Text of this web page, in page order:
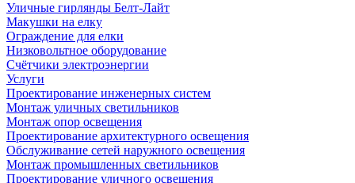
Уличные гирлянды Белт-Лайт
Макушки на елку
Ограждение для елки
Низковольтное оборудование
Счётчики электроэнергии
Услуги
Проектирование инженерных систем
Монтаж уличных светильников
Монтаж опор освещения
Проектирование архитектурного освещения
Обслуживание сетей наружного освещения
Монтаж промышленных светильников
Проектирование уличного освещения